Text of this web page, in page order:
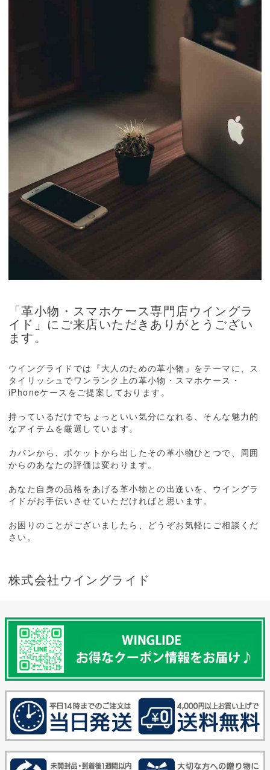
「革小物・スマホケース専門店ウイングラ
イド」にご来店いただきありがとうござい
ます。
ウイングライドでは『大人のための革小物』をテーマに、ス
タイリッシュでワンランク上の革小物・スマホケース・
iPhoneケースをご提案しております。
持っているだけでちょっといい気分になれる、そんな魅力的
なアイテムを厳選しています。
カバンから、ポケットから出したその革小物ひとつで、周囲
からのあなたの評価は変わります。
あなた自身の品格をあげる革小物との出逢いを、ウイングラ
イドがお手伝いさせていただければと思います。
お困りのことがございましたら、どうぞお気軽にご相談くだ
さい。
株式会社ウイングライド